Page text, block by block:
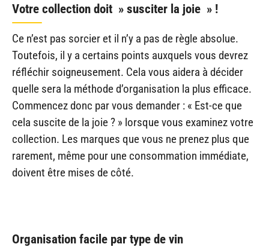
Votre collection doit » susciter la joie » !
Ce n’est pas sorcier et il n’y a pas de règle absolue.
Toutefois, il y a certains points auxquels vous devrez
réfléchir soigneusement. Cela vous aidera à décider
quelle sera la méthode d’organisation la plus efficace.
Commencez donc par vous demander : « Est-ce que
cela suscite de la joie ? » lorsque vous examinez votre
collection. Les marques que vous ne prenez plus que
rarement, même pour une consommation immédiate,
doivent être mises de côté.
Organisation facile par type de vin